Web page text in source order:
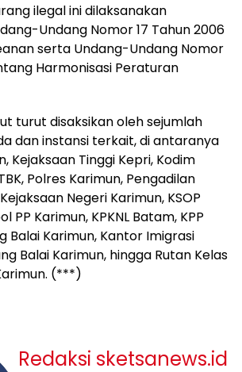
ilegal ini dilaksanakan
Undang Nomor 17 Tahun 2006
serta Undang-Undang Nomor
Harmonisasi Peraturan
turut disaksikan oleh sejumlah
dan instansi terkait, di antaranya
Kejaksaan Tinggi Kepri, Kodim
Polres Karimun, Pengadilan
Negeri Karimun, KSOP
PP Karimun, KPKNL Batam, KPP
Balai Karimun, Kantor Imigrasi
Balai Karimun, hingga Rutan Kelas
(***)
Redaksi sketsanews.id